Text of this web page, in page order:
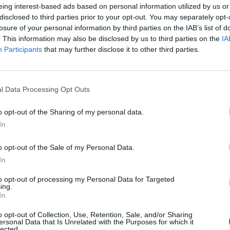
interest-based ads based on personal information utilized by us
to third parties prior to your opt-out. You may separately
of your personal information by third parties on the IAB’s list of
This information may also be disclosed by us to third parties on the
Participants that may further disclose it to other third parties.
Data Processing Opt Outs
opt-out of the Sharing of my personal data.
opt-out of the Sale of my Personal Data.
opt-out of processing my Personal Data for Targeted
opt-out of Collection, Use, Retention, Sale, and/or Sharing
Data that Is Unrelated with the Purposes for which it
Επαγγελματική εμφάνιση και συμπεριφορά
Ευχάριστη και ευγενική διάθεση απέναντι σε πελάτες
Παροχές
Εκπαίδευση
Διαμονή
Πλήρη ασφάλιση
Αίτηση - Αποστολή Βιογραφικού